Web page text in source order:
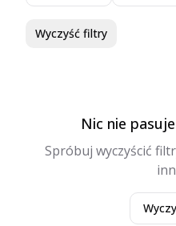
Wyczyść filtry
Nic nie
Spróbuj wyczyścić